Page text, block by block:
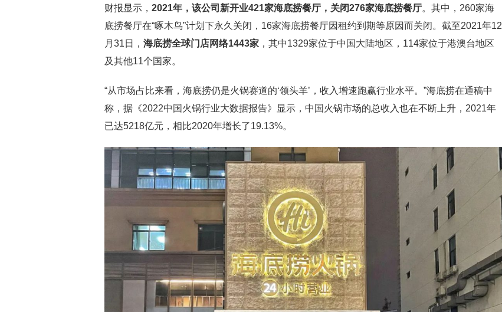
财报显示， 2021年，该公司新开业421家海底捞餐厅，关闭276家海底捞餐厅。其中，260家海
底捞餐厅在“啄木鸟”计划下永久关闭，16家海底捞餐厅因租约到期等原因而关闭。截至2021年12
月31日， 海底捞全球门店网络1443家 ，其中1329家位于中国大陆地区，114家位于港澳台地区
及其他11个国家。
“从市场占比来看，海底捞仍是火锅赛道的‘领头羊’，收入增速跑赢行业水平。”海底捞在通稿中
称，据《2022中国火锅行业大数据报告》显示，中国火锅市场的总收入也在不断上升，2021年
已达5218亿元，相比2020年增长了19.13%。